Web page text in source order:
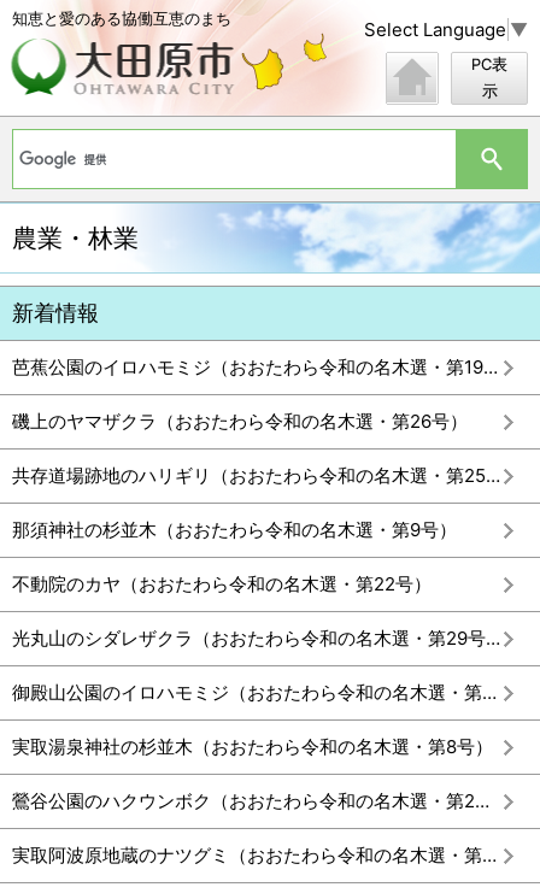
知恵と愛のある協働互恵のまち Select Language ▼
PC表
示
農業・林業
芭蕉公園のイロハモミジ（おおたわら令和の名木選・第19号）
磯上のヤマザクラ（おおたわら令和の名木選・第26号）
共存道場跡地のハリギリ（おおたわら令和の名木選・第25号）
那須神社の杉並木（おおたわら令和の名木選・第9号）
不動院のカヤ（おおたわら令和の名木選・第22号）
光丸山のシダレザクラ（おおたわら令和の名木選・第29号）
御殿山公園のイロハモミジ（おおたわら令和の名木選・第14号）
実取湯泉神社の杉並木（おおたわら令和の名木選・第8号）
鶯谷公園のハクウンボク（おおたわら令和の名木選・第2号）
実取阿波原地蔵のナツグミ（おおたわら令和の名木選・第7号）